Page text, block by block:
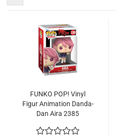
FUNKO POP! Vinyl
Figur Ani­ma­ti­on Dand­a­
Dan Aira 2385